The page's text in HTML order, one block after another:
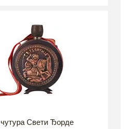
Свети Ђорде